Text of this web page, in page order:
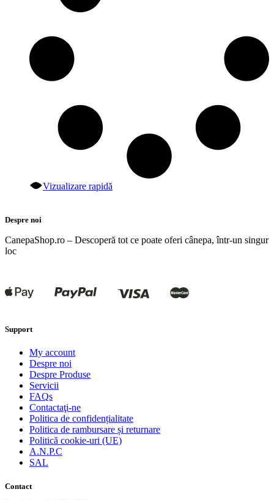
Vizualizare rapidă
Despre noi
CanepaShop.ro – Descoperă tot ce poate oferi cânepa, într-un singur
loc
Support
My account
Despre noi
Despre Produse
Servicii
FAQs
Contactaţi-ne
Politica de confidențialitate
Politica de rambursare și returnare
Politică cookie-uri (UE)
A.N.P.C
SAL
Contact